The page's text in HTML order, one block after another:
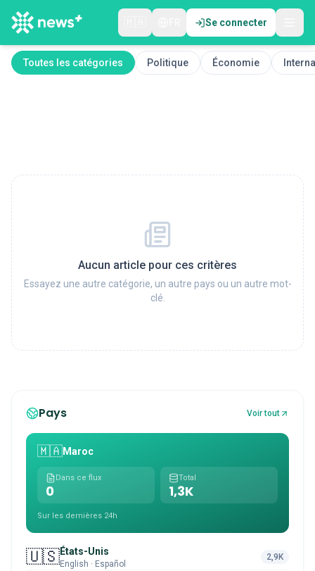
Se connecter
Toutes les catégories Politique Économie
Aucun article pour ces critères
Essayez une autre catégorie, un autre pays ou un autre mot-
clé.
Pays Voir tout
🇲🇦Maroc
Dans ce flux
0
Total
1,3K
Sur les dernières 24h
🇺🇸États-Unis
English · Español
2,9K